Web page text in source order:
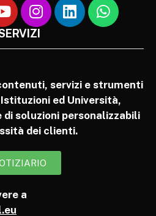
servizi e strumenti
ed Università,
di soluzioni personalizzabili
dei clienti.
a